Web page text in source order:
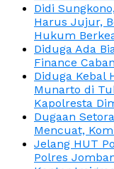
Didi
Harus Jujur,
Hukum
Diduga Ada
Finance
Diduga Kebal
Munarto di
Kapolresta
Dugaan
Mencuat,
Jelang HUT
Polres